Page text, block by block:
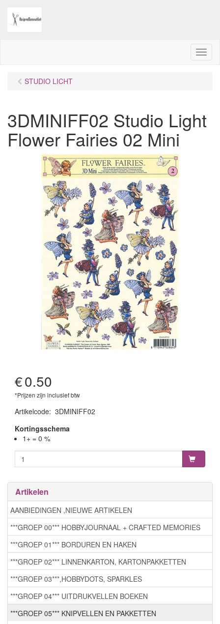
M
e
STUDIO LICHT
3DMINIFF02 Studio Light
Flower Fairies 02 Mini
€0.50
*Prijzen zijn inclusief btw
Artikelcode: 3DMINIFF02
Kortingsschema
1+ = 0 %
Artikelen
AANBIEDINGEN ,NIEUWE ARTIKELEN
***GROEP 00*** HOBBYJOURNAAL + CRAFTED MEMORIES
***GROEP 01*** BORDUREN EN HAKEN
***GROEP 02*** LINNENKARTON, KARTONPAKKETTEN
***GROEP 03***,HOBBYDOTS, SPARKLES
***GROEP 04*** UITDRUKVELLEN BOEKEN
***GROEP 05*** KNIPVELLEN EN PAKKETTEN